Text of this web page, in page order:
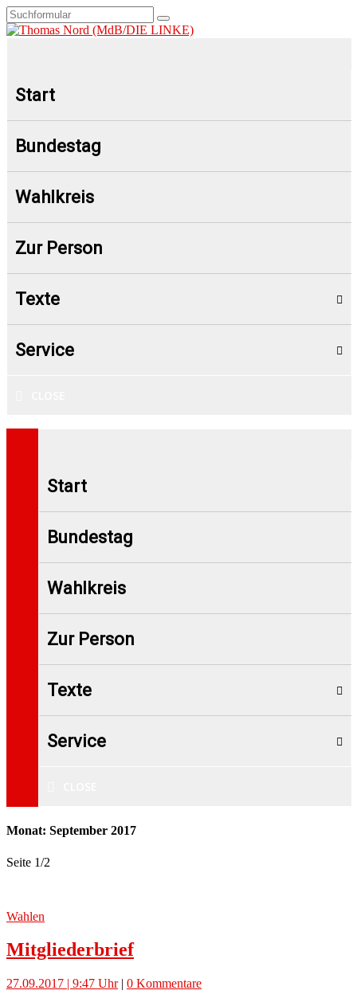
Start
Bundestag
Wahlkreis
Zur Person
Texte
Service
Start
Bundestag
Wahlkreis
Zur Person
Texte
Service
Monat: September 2017
Seite 1/2
Wahlen
Mitgliederbrief
27.09.2017 | 9:47 Uhr| 0 Kommentare